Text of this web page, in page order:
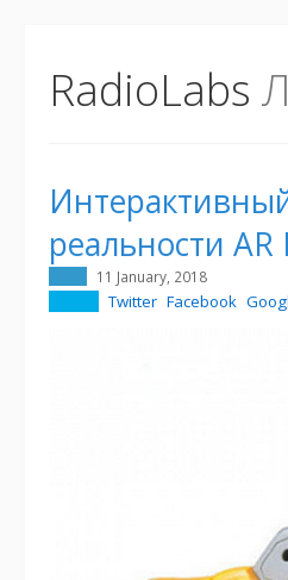
RadioLabs
реальности
11 January, 2018
Twitter Facebook